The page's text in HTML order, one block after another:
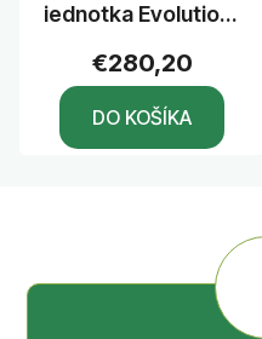
jednotka Evolution-
sekcií, interná
€280,20
DO KOŠÍKA